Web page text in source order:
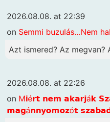
2026.08.08. at 22:39
on Semmi buzulás…Nem
Azt ismered? Az megvan?
2026.08.08. at 22:26
on M𝗶é𝗿𝘁 𝗻𝗲𝗺 𝗮𝗸𝗮𝗿𝗷á𝗸
𝗺𝗮𝗴á𝗻𝗻𝘆𝗼𝗺𝗼𝘇ó𝘁